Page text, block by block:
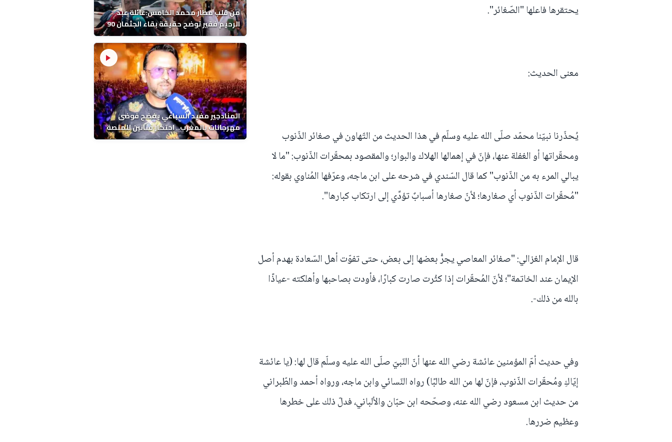
من قلب مطار محمد الخامس:عائلة عبد
الرحيم فقير توضح حقيقة بقاء الجثمان 90
يوماً قبل إعادته إلى المغرب
المنادجير مفيد السباعي يفضح فوضى
مهرجانات بالمغرب.. احتكار فنانين للمنصة
واقصاء اخرين
يحتقرها فاعلها "الصّغائر".
معنى الحديث:
يُحذّرنا نبيّنا محمّد صلّى الله عليه وسلّم في هذا الحديث من التّهاون في صغائر الذّنوب
ومحقّراتها أو الغفلة عنها، فإنّ في إهمالها الهلاك والبوار؛ والمقصود بمحقّرات الذّنوب: "ما لا
يبالي المرء به من الذّنوب" كما قال السّندي في شرحه على ابن ماجه، وعرّفها المُناوي بقوله:
"مُحقّرات الذّنوب أي صغارها؛ لأنّ صغارها أسبابٌ تؤدِّي إلى ارتكاب كبارها".
قال الإمام الغزالي: "صغائر المعاصي يجرُّ بعضها إلى بعض، حتى تفوّت أهل السّعادة بهدم أصل
الإيمان عند الخاتمة"؛ لأنّ المُحقّرات إذا كثُرت صارت كبارًا، فأودت بصاحبها وأهلكته -عياذًا
بالله من ذلك-.
وفي حديث أمّ المؤمنين عائشة رضي الله عنها أنّ النّبيّ صلّى الله عليه وسلّم قال لها: (يا عائشة
إيّاكِ ومُحقّرات الذّنوب، فإنّ لها من الله طالبًا) رواه النّسائي وابن ماجه، ورواه أحمد والطّبراني
من حديث ابن مسعود رضي الله عنه، وصحّحه ابن حبّان والألباني، فدلّ ذلك على خطرها
وعظيم ضررها.